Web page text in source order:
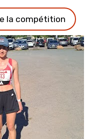
la compétition